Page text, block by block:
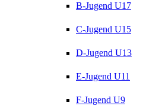
B-Jugend U17
C-Jugend U15
D-Jugend U13
E-Jugend U11
F-Jugend U9